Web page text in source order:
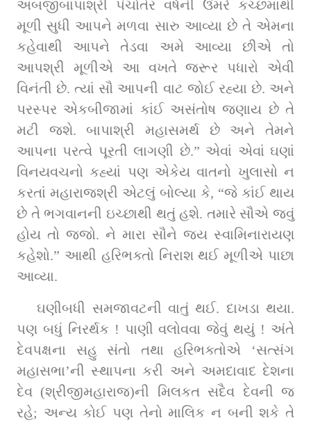
અબજીબાપાશ્રી પંચોતેર વર્ષની ઉંમરે કચ્છમાંથી
મૂળી સુધી આપને મળવા સારુ આવ્યા છે તે એમના
કહેવાથી આપને તેડવા અમે આવ્યા છીએ તો
આપશ્રી મૂળીએ આ વખતે જરૂર પધારો એવી
વિનંતી છે. ત્યાં સૌ આપની વાટ જોઈ રહ્યા છે. અને
પરસ્પર એકબીજામાં કાંઈ અસંતોષ જણાય છે તે
મટી જશે. બાપાશ્રી મહાસમર્થ છે અને તેમને
આપના પરત્વે પૂરતી લાગણી છે.” એવાં એવાં ઘણાં
વિનયવચનો કહ્યાં પણ એકેય વાતનો ખુલાસો ન
કરતાં મહારાજશ્રી એટલું બોલ્યા કે, “જે કાંઈ થાય
છે તે ભગવાનની ઇચ્છાથી થતું હશે. તમારે સૌએ જવું
હોય તો જજો. ને મારા સૌને જય સ્વામિનારાયણ
કહેશો.” આથી હરિભક્તો નિરાશ થઈ મૂળીએ પાછા
આવ્યા.
ઘણીબધી સમજાવટની વાતું થઈ. દાખડા થયા.
પણ બધું નિરર્થક ! પાણી વલોવવા જેવું થયું ! અંતે
દેવપક્ષના સહુ સંતો તથા હરિભક્તોએ ‘સત્સંગ
મહાસભા’ની સ્થાપના કરી અને અમદાવાદ દેશના
દેવ (શ્રીજીમહારાજ)ની મિલકત સદૈવ દેવની જ
રહે; અન્ય કોઈ પણ તેનો માલિક ન બની શકે તે